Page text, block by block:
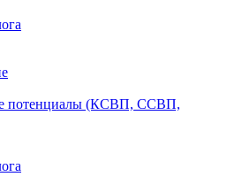
потенциалы (КСВП, ССВП,